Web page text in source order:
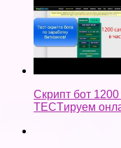
Скрипт бот
TECTируем